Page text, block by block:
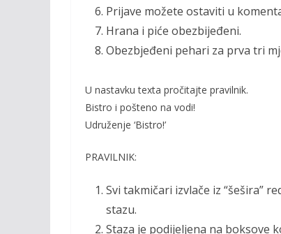
Prijave možete ostaviti u
Hrana i piće obezbijeđeni.
Obezbjeđeni pehari za prva tri
U nastavku texta pročitajte pravilnik.
Bistro i pošteno na vodi!
Udruženje ‘Bistro!’
PRAVILNIK:
Svi takmičari izvlače iz “šešira”
stazu.
Staza je podijeljena na boksove